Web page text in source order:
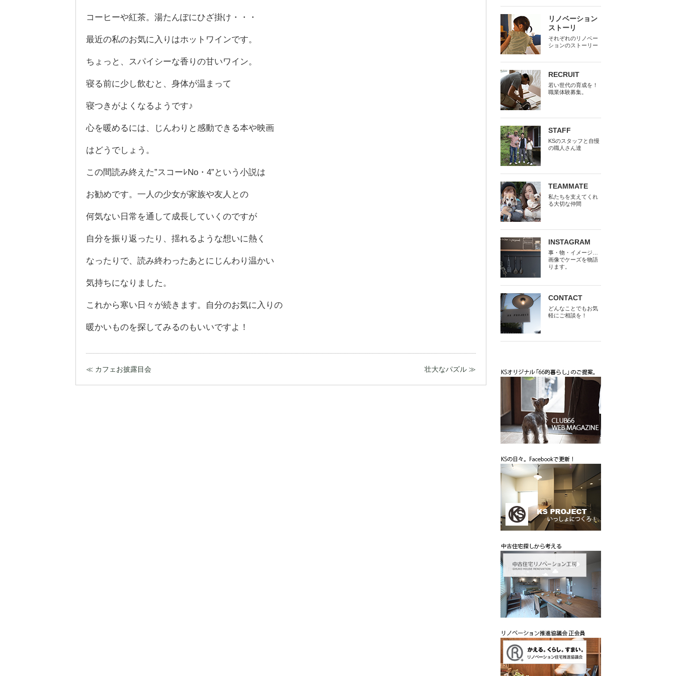
コーヒーや紅茶。湯たんぽにひざ掛け・・・
最近の私のお気に入りはホットワインです。
ちょっと、スパイシーな香りの甘いワイン。
寝る前に少し飲むと、身体が温まって
寝つきがよくなるようです♪
心を暖めるには、じんわりと感動できる本や映画
はどうでしょう。
この間読み終えた”スコーﾚNo・4”という小説は
お勧めです。一人の少女が家族や友人との
何気ない日常を通して成長していくのですが
自分を振り返ったり、揺れるような想いに熱く
なったりで、読み終わったあとにじんわり温かい
気持ちになりました。
これから寒い日々が続きます。自分のお気に入りの
暖かいものを探してみるのもいいですよ！
壮大なパズル ≫
≪ カフェお披露目会
リノベーション
ストーリ
それぞれのリノベー
ションのストーリー
RECRUIT
若い世代の育成を！
職業体験募集。
STAFF
KSのスタッフと自慢
の職人さん達
TEAMMATE
私たちを支えてくれ
る大切な仲間
INSTAGRAM
事・物・イメージ…
画像でケーズを物語
ります。
CONTACT
どんなことでもお気
軽にご相談を！